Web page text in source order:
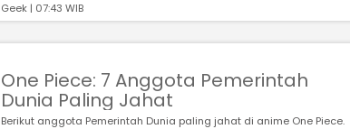
Geek | 07:43 WIB
One Piece: 7 Anggota Pemerintah
Dunia Paling Jahat
Berikut anggota Pemerintah Dunia paling jahat di anime One Piece.